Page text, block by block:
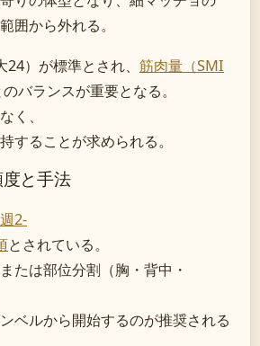
囲から外れる。
）が標準とされ、 筋肉量（SMI
のバランスが重要となる。
く、
することが求められる。
度と手法
週2-
とされている。
たは部位分割（胸・背中・
ベルから開始するのが推奨される